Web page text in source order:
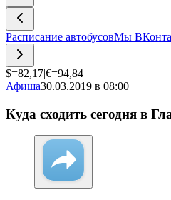
Расписание автобусовМы
$=82,17|€=94,84
Афиша30.03.2019 в 08:00
Куда сходить сегодня в